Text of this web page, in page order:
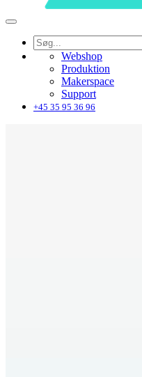
Webshop
Produktion
Makerspace
Support
+45 35 95 36 96